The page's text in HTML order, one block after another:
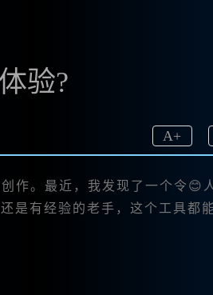
验?
A+
作。最近，我发现了一个令😊
是有经验的老手，这个工具都